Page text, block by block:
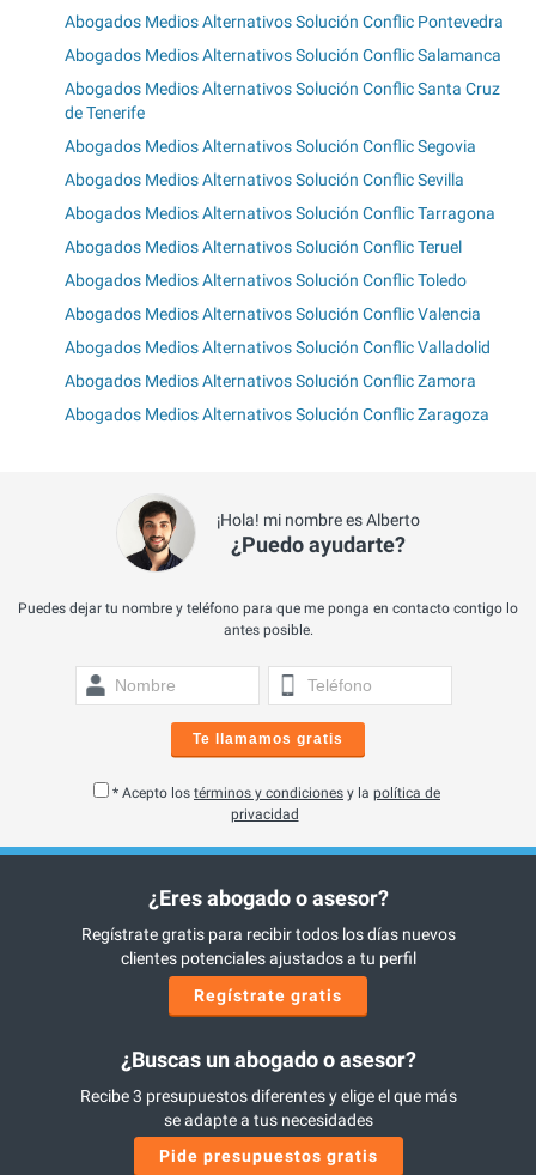
Abogados Medios Alternativos Solución Conflic Pontevedra
Abogados Medios Alternativos Solución Conflic Salamanca
Abogados Medios Alternativos Solución Conflic Santa Cruz
de Tenerife
Abogados Medios Alternativos Solución Conflic Segovia
Abogados Medios Alternativos Solución Conflic Sevilla
Abogados Medios Alternativos Solución Conflic Tarragona
Abogados Medios Alternativos Solución Conflic Teruel
Abogados Medios Alternativos Solución Conflic Toledo
Abogados Medios Alternativos Solución Conflic Valencia
Abogados Medios Alternativos Solución Conflic Valladolid
Abogados Medios Alternativos Solución Conflic Zamora
Abogados Medios Alternativos Solución Conflic Zaragoza
¡Hola! mi nombre es Alberto
¿Puedo ayudarte?
Puedes dejar tu nombre y teléfono para que me ponga en contacto contigo lo
antes posible.
Te llamamos gratis
* Acepto los términos y condiciones y la política de
privacidad
¿Eres abogado o asesor?
Regístrate gratis para recibir todos los días nuevos
clientes potenciales ajustados a tu perfil
Regístrate gratis
¿Buscas un abogado o asesor?
Recibe 3 presupuestos diferentes y elige el que más
se adapte a tus necesidades
Pide presupuestos gratis